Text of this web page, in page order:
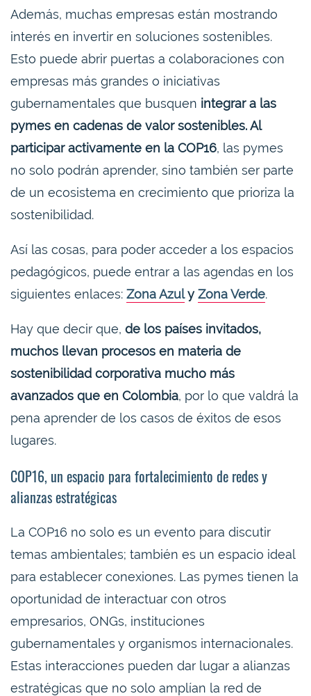
Además, muchas empresas están mostrando
interés en invertir en soluciones sostenibles.
Esto puede abrir puertas a colaboraciones con
empresas más grandes o iniciativas
gubernamentales que busquen integrar a las
pymes en cadenas de valor sostenibles. Al
participar activamente en la COP16, las pymes
no solo podrán aprender, sino también ser parte
de un ecosistema en crecimiento que prioriza la
sostenibilidad.
Así las cosas, para poder acceder a los espacios
pedagógicos, puede entrar a las agendas en los
siguientes enlaces: Zona AzulyZona Verde.
Hay que decir que, de los países invitados,
muchos llevan procesos en materia de
sostenibilidad corporativa mucho más
avanzados que en Colombia, por lo que valdrá la
pena aprender de los casos de éxitos de esos
lugares.
COP16, un espacio para fortalecimiento de redes y
alianzas estratégicas
La COP16 no solo es un evento para discutir
temas ambientales; también es un espacio ideal
para establecer conexiones. Las pymes tienen la
oportunidad de interactuar con otros
empresarios, ONGs, instituciones
gubernamentales y organismos internacionales.
Estas interacciones pueden dar lugar a alianzas
estratégicas que no solo amplían la red de